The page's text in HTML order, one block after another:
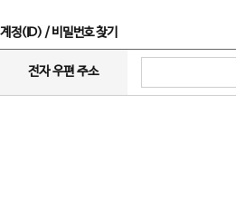
계정(ID) / 비밀번호 찾기
전자 우편 주소